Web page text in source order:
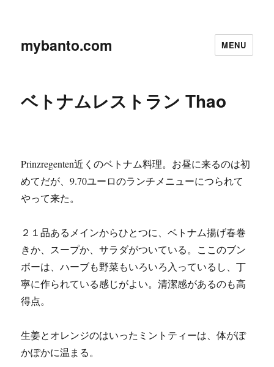
mybanto.com MENU
ベトナムレストラン Thao
Prinzregenten近くのベトナム料理。お昼に来るのは初
めてだが、9.70ユーロのランチメニューにつられて
やって来た。
２１品あるメインからひとつに、ベトナム揚げ春巻
きか、スープか、サラダがついている。ここのブン
ボーは、ハーブも野菜もいろいろ入っているし、丁
寧に作られている感じがよい。清潔感があるのも高
得点。
生姜とオレンジのはいったミントティーは、体がぽ
かぽかに温まる。